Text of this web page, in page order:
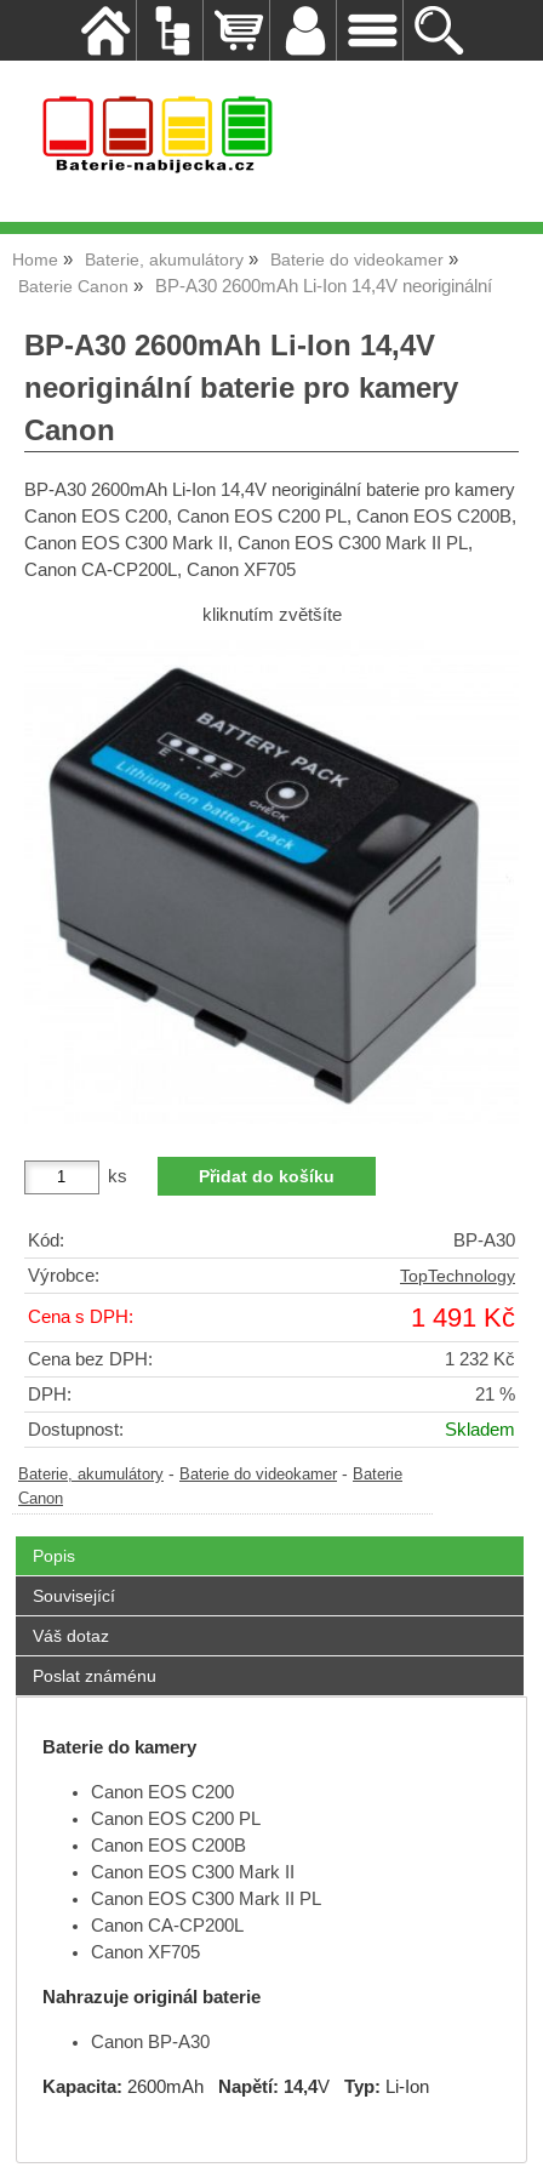
Home Baterie, akumulátory
Baterie do videokamer
Baterie Canon
BP-A30 2600mAh Li-Ion 14,4V neoriginální
BP-A30 2600mAh Li-Ion 14,4V
neoriginální baterie pro kamery
Canon
BP-A30 2600mAh Li-Ion 14,4V neoriginální baterie pro kamery
Canon EOS C200, Canon EOS C200 PL, Canon EOS C200B,
Canon EOS C300 Mark II, Canon EOS C300 Mark II PL,
Canon CA-CP200L, Canon XF705
kliknutím zvětšíte
ks
Kód:
BP-A30
Výrobce:
TopTechnology
Cena s DPH: 1 491 Kč
Cena bez DPH:
1 232 Kč
DPH:
21 %
Dostupnost:
Skladem
Baterie, akumulátory - Baterie do videokamer - Baterie
Canon
Popis
Související
Váš dotaz
Poslat známénu
Baterie do kamery
Canon EOS C200
Canon EOS C200 PL
Canon EOS C200B
Canon EOS C300 Mark II
Canon EOS C300 Mark II PL
Canon CA-CP200L
Canon XF705
Nahrazuje originál baterie
Canon BP-A30
Kapacita: 2600mAh Napětí: 14,4V Typ: Li-Ion